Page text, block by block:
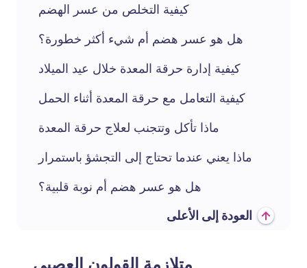
كيفية التخلص من عسر الهضم
هل هو عسر هضم أم شيء أكثر خطورة؟
كيفية إدارة حرقة المعدة خلال عيد الميلاد
كيفية التعامل مع حرقة المعدة أثناء الحمل
ماذا تأكل وتتجنب لعلاج حرقة المعدة
ماذا يعني عندما تحتاج إلى التجشؤ باستمرار
هل هو عسر هضم أم نوبة قلبية؟
العودة إلى الأعلى